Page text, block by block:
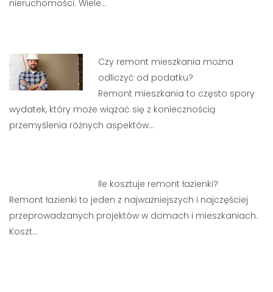
nieruchomości. Wiele…
Czy remont mieszkania można
odliczyć od podatku?
Remont mieszkania to często spory
wydatek, który może wiązać się z koniecznością
przemyślenia różnych aspektów…
Ile kosztuje remont łazienki?
Remont łazienki to jeden z najważniejszych i najczęściej
przeprowadzanych projektów w domach i mieszkaniach.
Koszt…